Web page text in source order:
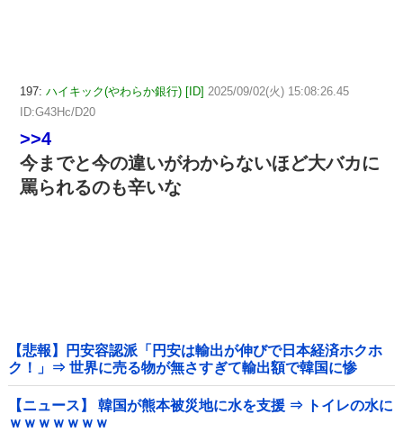
197: ハイキック(やわらか銀行) [ID] 2025/09/02(火) 15:08:26.45
ID:G43Hc/D20
>>4
今までと今の違いがわからないほど大バカに
罵られるのも辛いな
【悲報】円安容認派「円安は輸出が伸びで日本経済ホクホ
ク！」⇒ 世界に売る物が無さすぎて輸出額で韓国に惨
敗・・・
【ニュース】 韓国が熊本被災地に水を支援 ⇒ トイレの水に
ｗｗｗｗｗｗｗ